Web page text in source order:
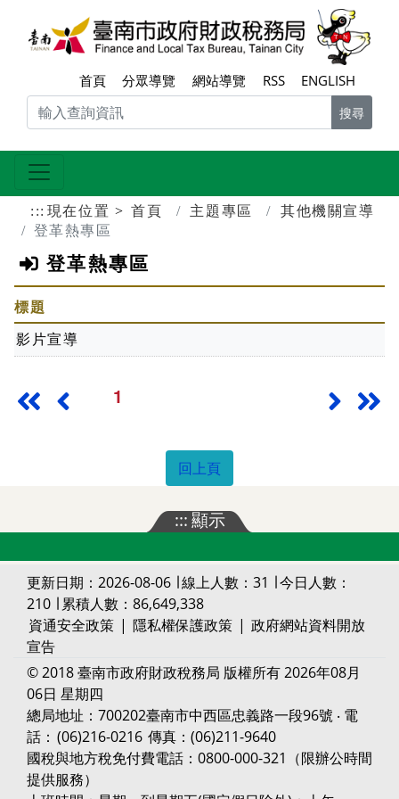
跳到主要內容區塊
首頁 分眾導覽 網站導覽 RSS ENGLISH
搜尋
::: 現在位置 首頁 主題專區
其他機關宣導
登革熱專區
登革熱專區
標題
影片宣導
最前頁上一頁1 下一頁
回上頁
:::顯示
更新日期：2026-08-06 ∣ 線上人數：31 ∣ 今日人數：
210 ∣ 累積人數：86,649,338
資通安全政策 | 隱私權保護政策 | 政府網站資料開放
宣告
© 2018 臺南市政府財政稅務局 版權所有 2026年08月
06日 星期四
總局地址：700202臺南市中西區忠義路一段96號 ‧ 電
話： (06)216-0216 傳真：(06)211-9640
國稅與地方稅免付費電話：0800-000-321（限辦公時間
提供服務）